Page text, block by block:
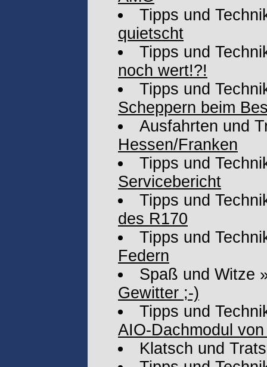
Tipps und
quietscht
Tipps und
noch wert!?!
Tipps und
Scheppern beim
Ausfahrten und
Hessen/Franken
Tipps und
Servicebericht
Tipps und
des R170
Tipps und
Federn
Spaß und Witze
Gewitter ;-)
Tipps und
AIO-Dachmodul
Klatsch und